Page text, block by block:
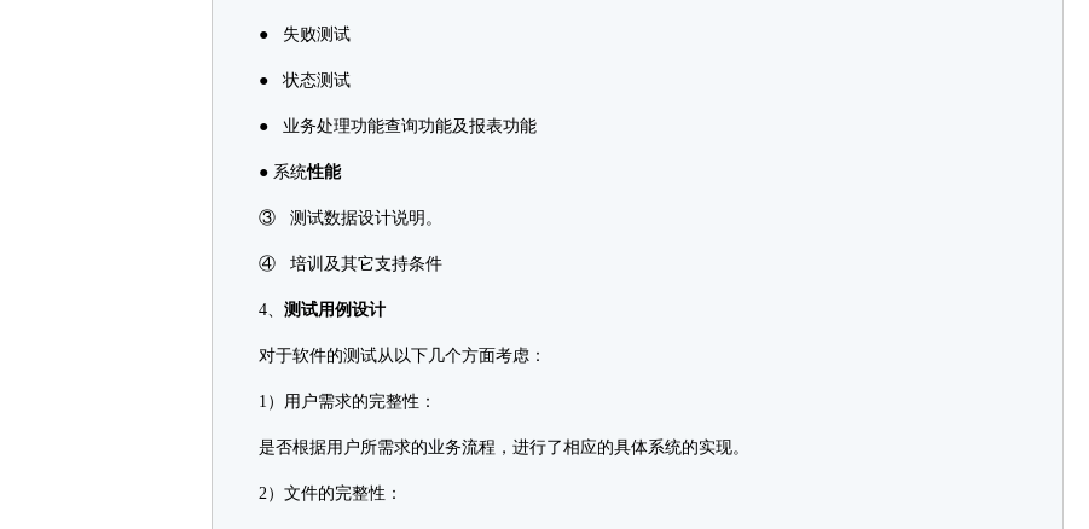
● 失败测试
● 状态测试
● 业务处理功能查询功能及报表功能
● 系统性能
③ 测试数据设计说明。
④ 培训及其它支持条件
4、 测试用例设计
对于软件的测试从以下几个方面考虑：
1）用户需求的完整性：
是否根据用户所需求的业务流程，进行了相应的具体系统的实现。
2）文件的完整性：